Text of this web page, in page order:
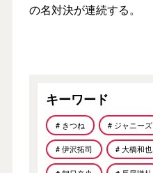
の名対決が連続する。
キーワード
# きつね # ジャニーズ
# 伊沢拓司 # 大橋和也